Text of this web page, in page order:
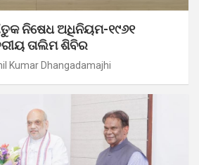
ନିଷେଧ ଅଧିନିୟମ-୧୯୬୧
ତାଲିମ ଶିବିର
Kumar Dhangadamajhi